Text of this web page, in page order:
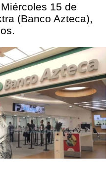
15 de
(Banco Azteca),